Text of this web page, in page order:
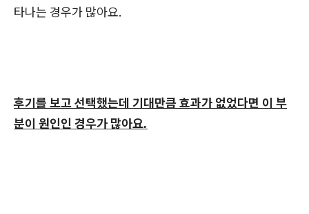
타나는 경우가 많아요.
후기를 보고 선택했는데 기대만큼 효과가 없었다면 이 부
분이 원인인 경우가 많아요.